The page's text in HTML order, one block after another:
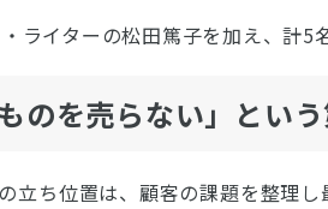
ライターの松田篤子を加え、計5
ものを売らない」とい
立ち位置は、顧客の課題を整理